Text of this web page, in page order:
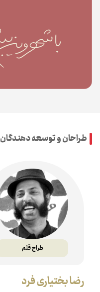
طراحان و توسعه دهندگان
طراح قلم
رضا بختیاری فرد